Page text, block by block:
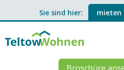
Sie sind hier: mieten